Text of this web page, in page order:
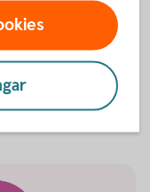
anledningar